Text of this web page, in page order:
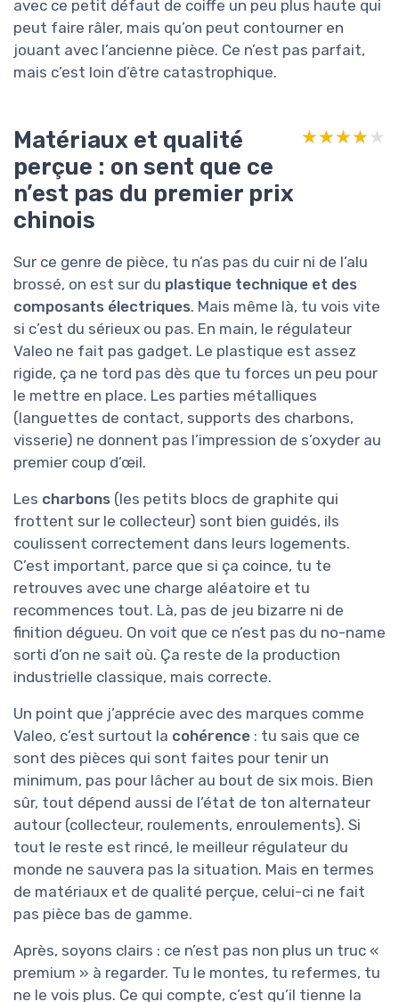
avec ce petit défaut de coiffe un peu plus haute qui
peut faire râler, mais qu’on peut contourner en
jouant avec l’ancienne pièce. Ce n’est pas parfait,
mais c’est loin d’être catastrophique.
Matériaux et qualité
perçue : on sent que ce
n’est pas du premier prix
chinois
★★★★★
★★★★★
Sur ce genre de pièce, tu n’as pas du cuir ni de l’alu
brossé, on est sur du plastique technique et des
composants électriques. Mais même là, tu vois vite
si c’est du sérieux ou pas. En main, le régulateur
Valeo ne fait pas gadget. Le plastique est assez
rigide, ça ne tord pas dès que tu forces un peu pour
le mettre en place. Les parties métalliques
(languettes de contact, supports des charbons,
visserie) ne donnent pas l’impression de s’oxyder au
premier coup d’œil.
Les charbons (les petits blocs de graphite qui
frottent sur le collecteur) sont bien guidés, ils
coulissent correctement dans leurs logements.
C’est important, parce que si ça coince, tu te
retrouves avec une charge aléatoire et tu
recommences tout. Là, pas de jeu bizarre ni de
finition dégueu. On voit que ce n’est pas du no-name
sorti d’on ne sait où. Ça reste de la production
industrielle classique, mais correcte.
Un point que j’apprécie avec des marques comme
Valeo, c’est surtout la cohérence : tu sais que ce
sont des pièces qui sont faites pour tenir un
minimum, pas pour lâcher au bout de six mois. Bien
sûr, tout dépend aussi de l’état de ton alternateur
autour (collecteur, roulements, enroulements). Si
tout le reste est rincé, le meilleur régulateur du
monde ne sauvera pas la situation. Mais en termes
de matériaux et de qualité perçue, celui-ci ne fait
pas pièce bas de gamme.
Après, soyons clairs : ce n’est pas non plus un truc «
premium » à regarder. Tu le montes, tu refermes, tu
ne le vois plus. Ce qui compte, c’est qu’il tienne la